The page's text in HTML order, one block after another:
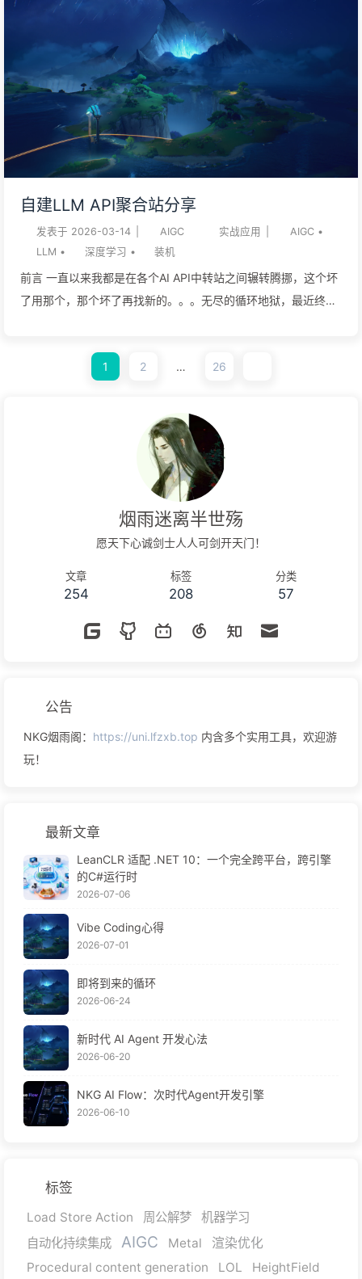
正在彻底重塑传统的生产管线。对于旨在快速创建Gameplay
Demo以验证核心玩法，并期望直接打包为Android APK在移动
端测试的开发者而言，选择一个能够与无头AI代理完美契合的底
层游戏框架至关重要。传统的商业游戏引擎往往内置了封闭、专
有且性能受限的AI辅助工具（如基于轻量级模型的代码补全），
这导致开发者难以利用最先进的基础通用模型进行全局上下文推
理和跨文件重构。因此，将集成开发环境（VS Code）、顶级通
用推理模型（通过命令行运行的Claude Code）与高度文本化、
对话完成逻辑搭建而尽量避免手动改写代码”这一痛点的最优解。
本研究报告将全面、深度地评估Godot引擎在这一特定自动化工
作流中的绝对优势，深入剖析其文本化存储机制的语义透明度、
模型上下文协议...
自建LLM API聚合站分享
发表于 2026-03-14 AIGC 实战应用 AIGC •
LLM • 深度学习 • 装机
前言 一直以来我都是在各个AI API中转站之间辗转腾挪，这个坏
了用那个，那个坏了再找新的。。。无尽的循环地狱，最近终于
目标就是自用+亲友团共享外加政策严格，所以不开放注册。
输入任意名称，点击提交 复制密钥，格式为sk-xxxxxxxxx 聊天
机器人 手机端-Chatbox 通用于Android，IOS 设置-模型提供
方-底部添加 名称随意，点击添加 API密钥：填写我们创建的API
Key：sk-xxxxxxxxx API主机：https://api.lfzxb.top/ 新建模
型：聊天 能力：视觉（图片识别），推理，工具使用 点击保存
返回主界面-新建对话-右下角选择刚新建的gemini-3.1-pro-
preview 开始愉快的聊天吧 PC端-Cherry Studio 右上角...
1 2 … 26
烟雨迷离半世殇
愿天下心诚剑士人人可剑开天门！
文章
254
标签
208
分类
57
公告
NKG烟雨阁： https://uni.lfzxb.top 内含多个实用工具，欢迎游
玩！
最新文章
LeanCLR 适配 .NET 10：一个完全跨平台，跨引擎
的C#运行时
2026-07-06
Vibe Coding心得
2026-07-01
即将到来的循环
2026-06-24
新时代 AI Agent 开发心法
2026-06-20
NKG AI Flow：次时代Agent开发引擎
2026-06-10
标签
Load Store Action 周公解梦
机器学习
自动化持续集成
AIGC Metal
渲染优化
Procedural content generation
LOL HeightField